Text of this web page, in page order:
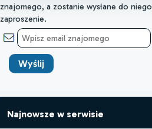
znajomego, a zostanie wysłane do niego
zaproszenie.
Najnowsze w serwisie